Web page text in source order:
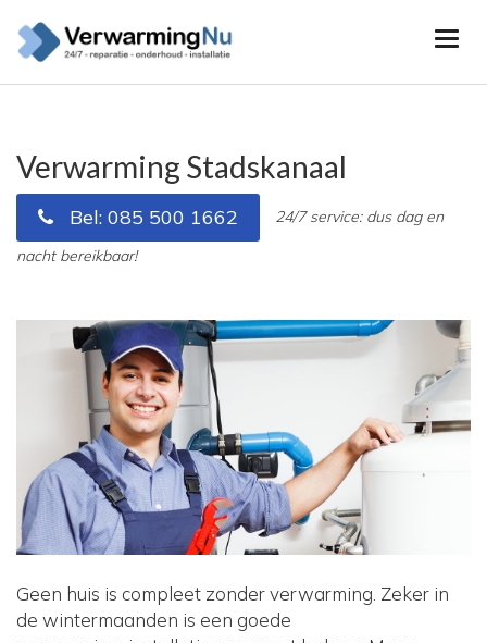
Verwarming Stadskanaal
Bel: 085 500 1662
24/7 service: dus dag en
nacht bereikbaar!
Geen huis is compleet zonder verwarming. Zeker in
de wintermaanden is een goede